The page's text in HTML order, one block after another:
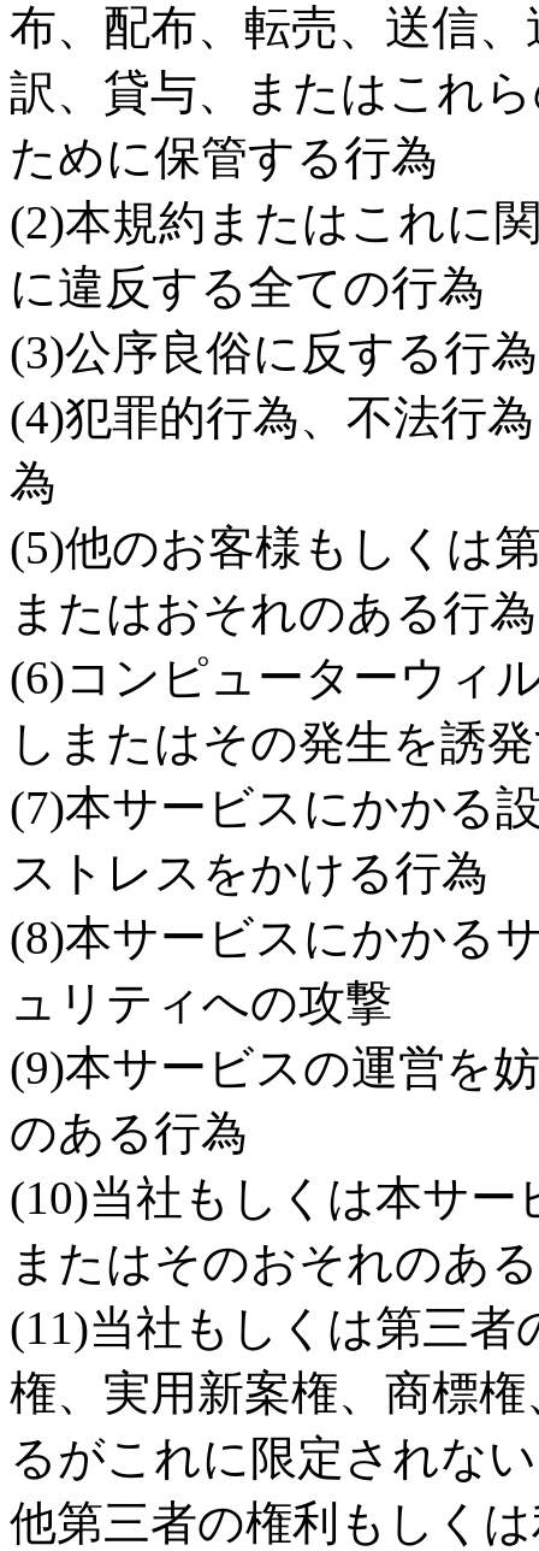
布、配布、転売、送信
訳、貸与、またはこれ
ために保管する行為
(2)本規約またはこれに
に違反する全ての行為
(3)公序良俗に反する行
(4)犯罪的行為、不法行
為
(5)他のお客様もしくは
またはおそれのある行為
(6)コンピューターウィ
しまたはその発生を誘
(7)本サービスにかかる
ストレスをかける行為
(8)本サービスにかかる
ュリティへの攻撃
(9)本サービスの運営を
のある行為
(10)当社もしくは本サ
またはそのおそれのあ
(11)当社もしくは第三者
権、実用新案権、商標
るがこれに限定されな
他第三者の権利もしく